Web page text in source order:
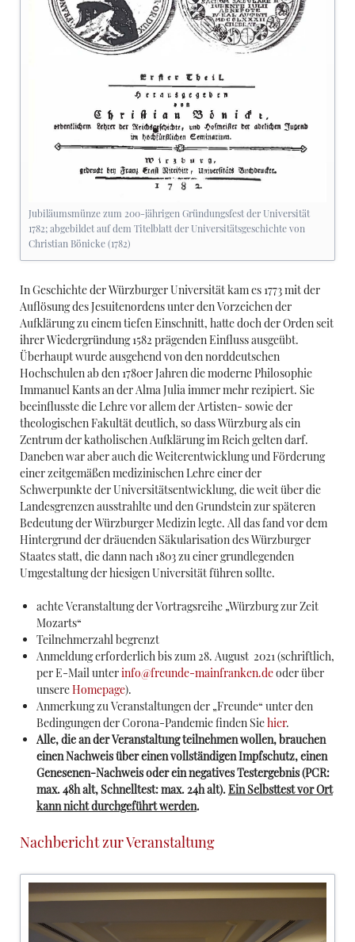
Jubiläumsmünze zum 200-jährigen Gründungsfest der Universität
1782; abgebildet auf dem Titelblatt der Universitätsgeschichte von
Christian Bönicke (1782)
In Geschichte der Würzburger Universität kam es 1773 mit der
Auflösung des Jesuitenordens unter den Vorzeichen der
Aufklärung zu einem tiefen Einschnitt, hatte doch der Orden seit
ihrer Wiedergründung 1582 prägenden Einfluss ausgeübt.
Überhaupt wurde ausgehend von den norddeutschen
Hochschulen ab den 1780er Jahren die moderne Philosophie
Immanuel Kants an der Alma Julia immer mehr rezipiert. Sie
beeinflusste die Lehre vor allem der Artisten- sowie der
theologischen Fakultät deutlich, so dass Würzburg als ein
Zentrum der katholischen Aufklärung im Reich gelten darf.
Daneben war aber auch die Weiterentwicklung und Förderung
einer zeitgemäßen medizinischen Lehre einer der
Schwerpunkte der Universitätsentwicklung, die weit über die
Landesgrenzen ausstrahlte und den Grundstein zur späteren
Bedeutung der Würzburger Medizin legte. All das fand vor dem
Hintergrund der dräuenden Säkularisation des Würzburger
Staates statt, die dann nach 1803 zu einer grundlegenden
Umgestaltung der hiesigen Universität führen sollte.
achte Veranstaltung der Vortragsreihe „Würzburg zur Zeit
Mozarts“
Teilnehmerzahl begrenzt
Anmeldung erforderlich bis zum 28. August 2021 (schriftlich,
per E-Mail unterinfo@freunde-mainfranken.deoder über
unsereHomepage).
Anmerkung zu Veranstaltungen der „Freunde“ unter den
Bedingungen der Corona-Pandemie finden Siehier.
Alle, die an der Veranstaltung teilnehmen wollen, brauchen
einen Nachweis über einen vollständigen Impfschutz, einen
Genesenen-Nachweis oder ein negatives Testergebnis (PCR:
max. 48h alt, Schnelltest: max. 24h alt).Ein Selbsttest vor Ort
kann nicht durchgeführt werden.
Nachbericht zur Veranstaltung